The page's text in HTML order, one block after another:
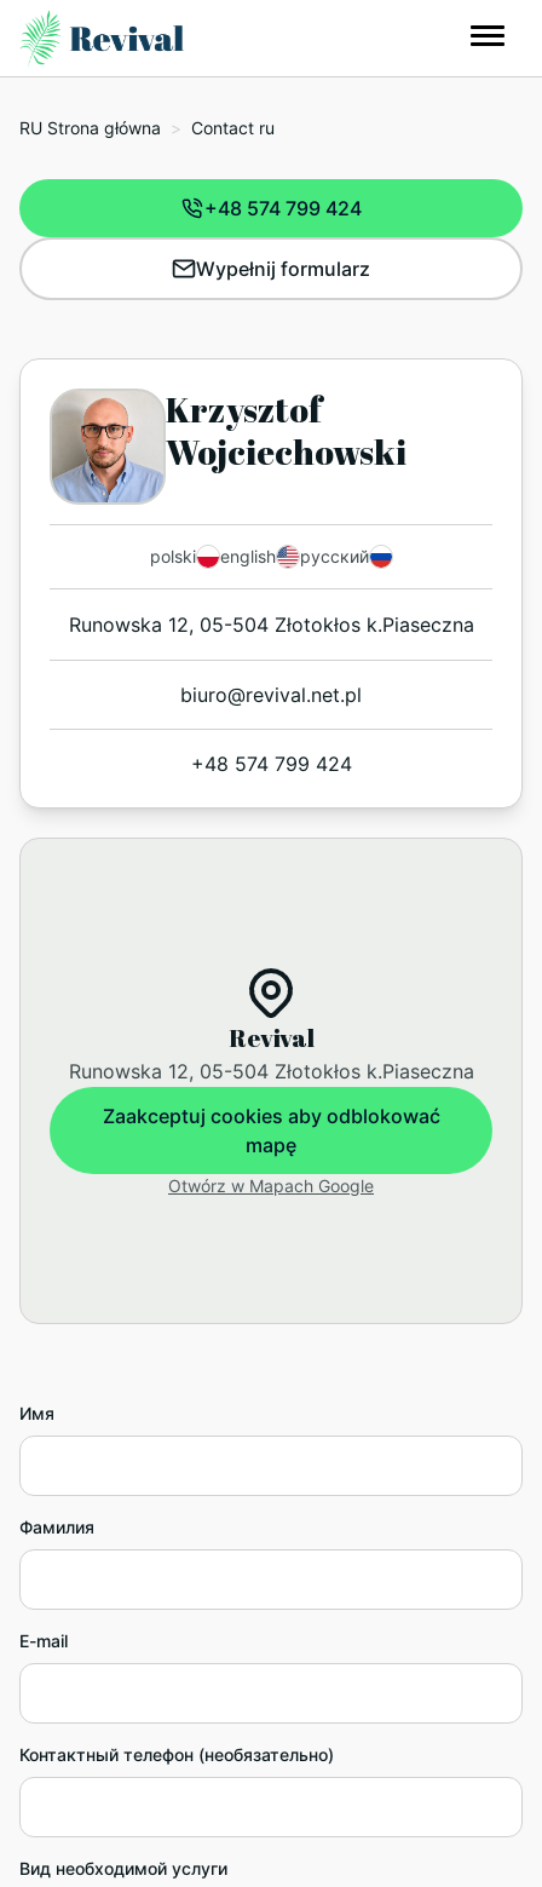
RU Strona główna > Contact ru
+48 574 799 424
Wypełnij formularz
Krzysztof
Wojciechowski
polski english русский
Runowska 12, 05-504 Złotokłos k.Piaseczna
biuro@revival.net.pl
+48 574 799 424
Revival
Runowska 12, 05-504 Złotokłos k.Piaseczna
Zaakceptuj cookies aby odblokować
mapę
Otwórz w Mapach Google
Имя
Фамилия
E-mail
Контактный телефон (необязательно)
Вид необходимой услуги